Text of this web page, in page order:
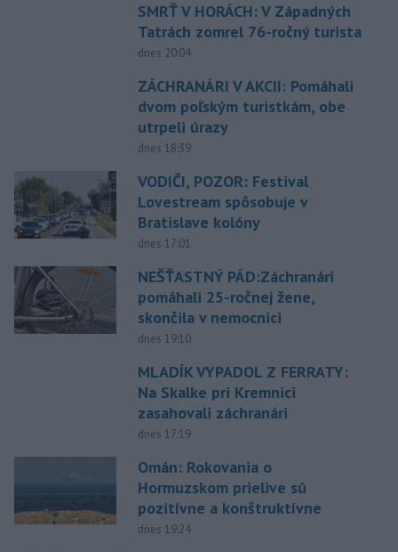
SMRŤ V HORÁCH: V Západných
Tatrách zomrel 76-ročný turista
dnes 20:04
ZÁCHRANÁRI V AKCII: Pomáhali
dvom poľským turistkám, obe
utrpeli úrazy
dnes 18:39
VODIČI, POZOR: Festival
Lovestream spôsobuje v
Bratislave kolóny
dnes 17:01
NEŠŤASTNÝ PÁD:Záchranári
pomáhali 25-ročnej žene,
skončila v nemocnici
dnes 19:10
MLADÍK VYPADOL Z FERRATY:
Na Skalke pri Kremnici
zasahovali záchranári
dnes 17:19
Omán: Rokovania o
Hormuzskom prielive sú
pozitívne a konštruktívne
dnes 19:24